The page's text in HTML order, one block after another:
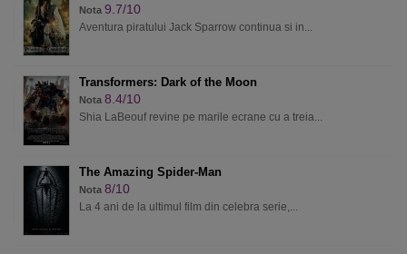
Nota 9.7/10
Aventura piratului Jack Sparrow continua si in...
Transformers: Dark of the Moon
Nota 8.4/10
Shia LaBeouf revine pe marile ecrane cu a treia...
The Amazing Spider-Man
Nota 8/10
La 4 ani de la ultimul film din celebra serie,...